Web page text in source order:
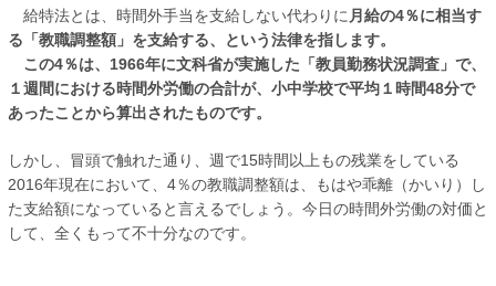
給特法とは、時間外手当を支給しない代わりに月給の4％に相当す
る「教職調整額」を支給する、という法律を指します。
この4％は、1966年に文科省が実施した「教員勤務状況調査」で、
１週間における時間外労働の合計が、小中学校で平均１時間48分で
あったことから算出されたものです。
しかし、冒頭で触れた通り、 週で15時間以上もの残業をしている
2016年現在において、4％の教職調整額は、もはや乖離（かいり）し
た支給額になっていると言えるでしょう。今日の時間外労働の対価と
して、全くもって不十分なのです。